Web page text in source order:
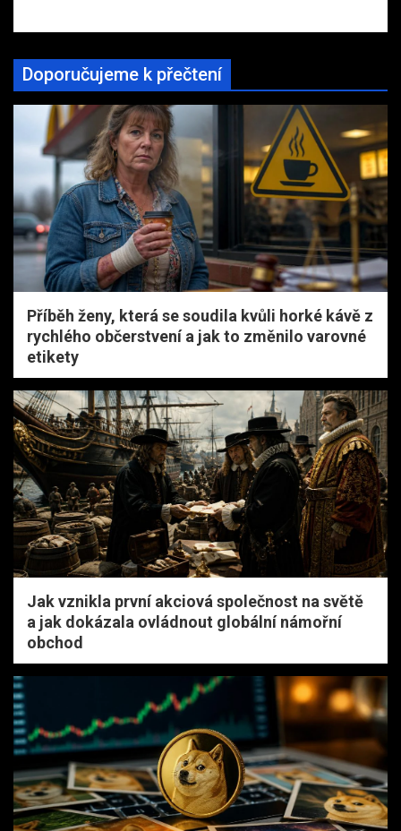
Doporučujeme k přečtení
Příběh ženy, která se soudila kvůli horké kávě z
rychlého občerstvení a jak to změnilo varovné
etikety
Jak vznikla první akciová společnost na světě
a jak dokázala ovládnout globální námořní
obchod